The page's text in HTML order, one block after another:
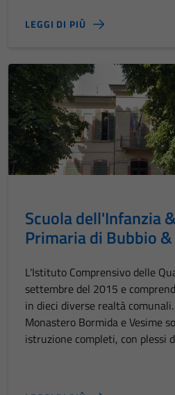
LEGGI DI PIÙ
Scuola dell'Infanzia
Primaria di Bubbio
L'Istituto Comprensivo delle
settembre del 2015 e
in dieci diverse realtà
Monastero Bormida e Vesime
istruzione completi, con plessi